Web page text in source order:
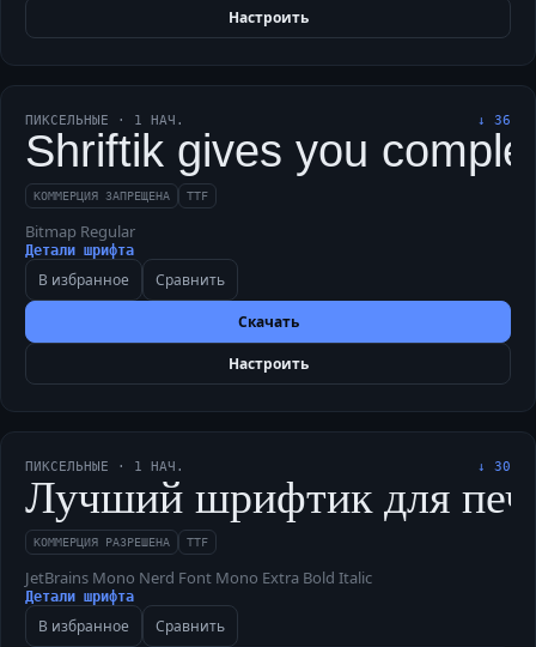
Настроить
ПИКСЕЛЬНЫЕ · 1 НАЧ. ↓ 36
Shriftik gives you
КОММЕРЦИЯ ЗАПРЕЩЕНА TTF
Bitmap Regular
Детали шрифта
В избранное Сравнить
Скачать
Настроить
ПИКСЕЛЬНЫЕ · 1 НАЧ. ↓ 30
Лучший шрифтик для
КОММЕРЦИЯ РАЗРЕШЕНА TTF
JetBrains Mono Nerd Font Mono Extra Bold Italic
Детали шрифта
В избранное Сравнить